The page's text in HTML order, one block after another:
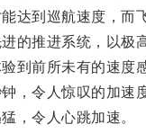
到巡航速度，而飞
推进系统，以极
前所未有的速度感
令人惊叹的加速度
令人心跳加速。